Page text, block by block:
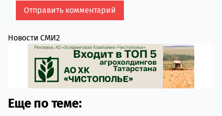
Новости СМИ2
Еще по теме: